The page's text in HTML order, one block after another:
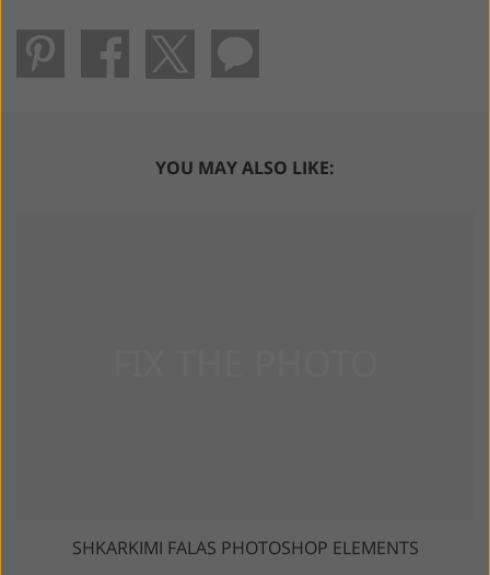
YOU MAY ALSO LIKE:
SHKARKIMI FALAS PHOTOSHOP ELEMENTS